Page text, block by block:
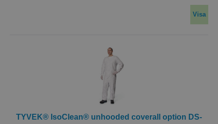
Visa
TYVEK® IsoClean® unhooded coverall option DS-